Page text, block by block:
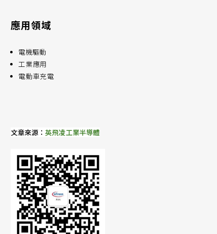
應用領域
電機驅動
工業應用
電動車充電
文章來源：英飛凌工業半導體